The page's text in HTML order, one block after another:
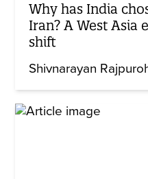
Why has India
Iran? A West Asia
shift
Shivnarayan